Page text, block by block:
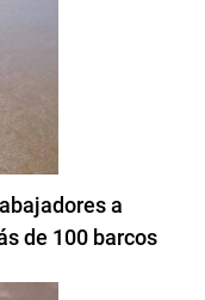
a
de 100 barcos